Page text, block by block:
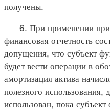
получены.
6. При применении
финансовая отчетность
допущения, что субъект
будет вести операции в
амортизация актива
полезного использования,
использован, пока